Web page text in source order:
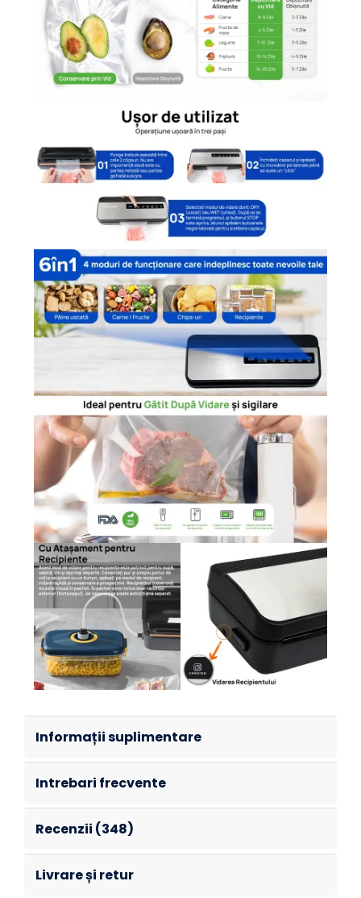
Informații suplimentare
Intrebari frecvente
Recenzii (348)
Livrare și retur